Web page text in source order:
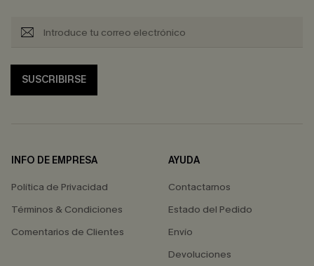
SUSCRIBIRSE
INFO DE EMPRESA
Política de Privacidad
Términos & Condiciones
Comentarios de Clientes
AYUDA
Contactarnos
Estado del Pedido
Envío
Devoluciones